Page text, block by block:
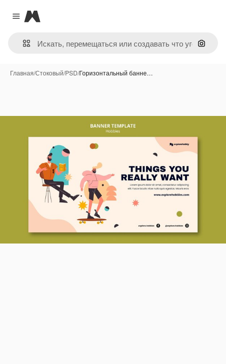
Close menu
Magnific
Поиск
Главная/Стоковый/PSD/Горизонтальный банне…